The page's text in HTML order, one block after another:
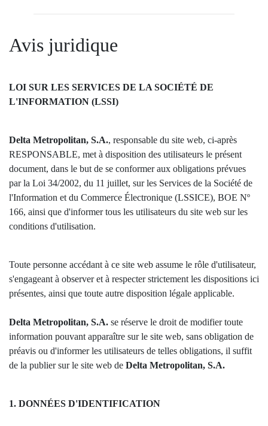
Avis juridique
LOI SUR LES SERVICES DE LA SOCIÉTÉ DE
L'INFORMATION (LSSI)
Delta Metropolitan, S.A., responsable du site web, ci-après
RESPONSABLE, met à disposition des utilisateurs le présent
document, dans le but de se conformer aux obligations prévues
par la Loi 34/2002, du 11 juillet, sur les Services de la Société de
l'Information et du Commerce Électronique (LSSICE), BOE Nº
166, ainsi que d'informer tous les utilisateurs du site web sur les
conditions d'utilisation.
Toute personne accédant à ce site web assume le rôle d'utilisateur,
s'engageant à observer et à respecter strictement les dispositions ici
présentes, ainsi que toute autre disposition légale applicable.
Delta Metropolitan, S.A. se réserve le droit de modifier toute
information pouvant apparaître sur le site web, sans obligation de
préavis ou d'informer les utilisateurs de telles obligations, il suffit
de la publier sur le site web de Delta Metropolitan, S.A.
1. DONNÉES D'IDENTIFICATION